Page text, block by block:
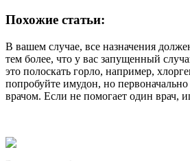
Похожие статьи:
В вашем случае, все назначения
тем более, что у вас запущенный
это полоскать горло, например,
попробуйте имудон, но первоначально
врачом. Если не помогает один врач,